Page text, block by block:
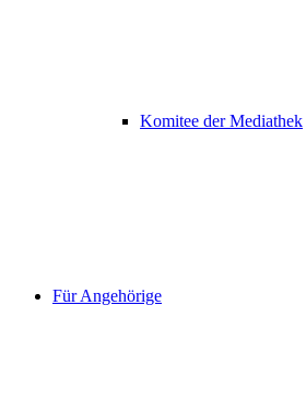
Komitee der Mediathek
Für Angehörige